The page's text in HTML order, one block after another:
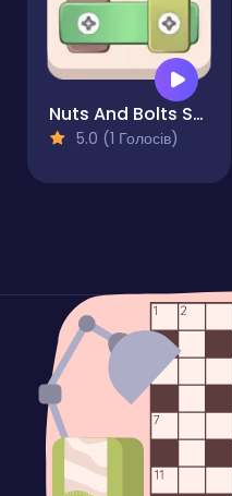
Nuts And Bolts Screw Puzzle
5.0 (1 Голосів)